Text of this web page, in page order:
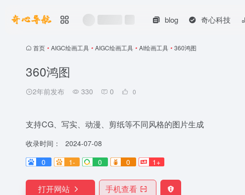
blog 奇心科技
首页 • AIGC绘画工具 • AIGC绘画工具 • AI绘画工具 • 360鸿图
360鸿图
2年前发布 330 0 0
支持CG、写实、动漫、剪纸等不同风格的图片生成
收录时间：
2024-07-08
0
1- 0 0 1+
打开网站 手机查看